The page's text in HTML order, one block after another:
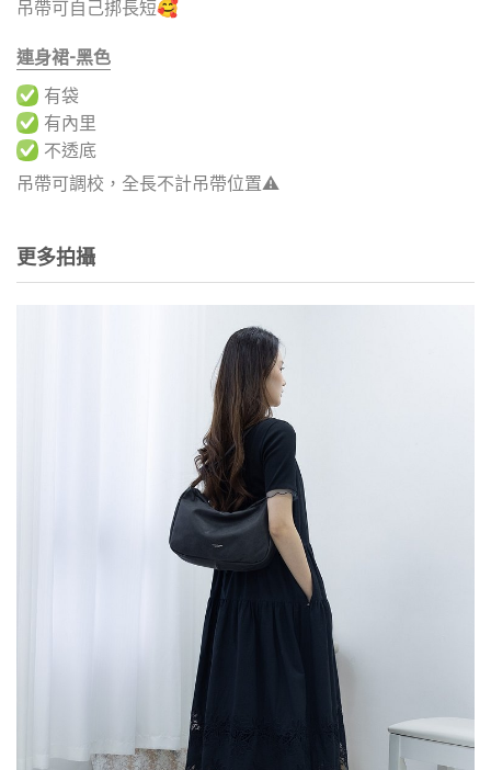
吊帶可自己挷長短🥰
連身裙-黑色
有袋
有內里
不透底
吊帶可調校，全長不計吊帶位置⚠️
更多拍攝